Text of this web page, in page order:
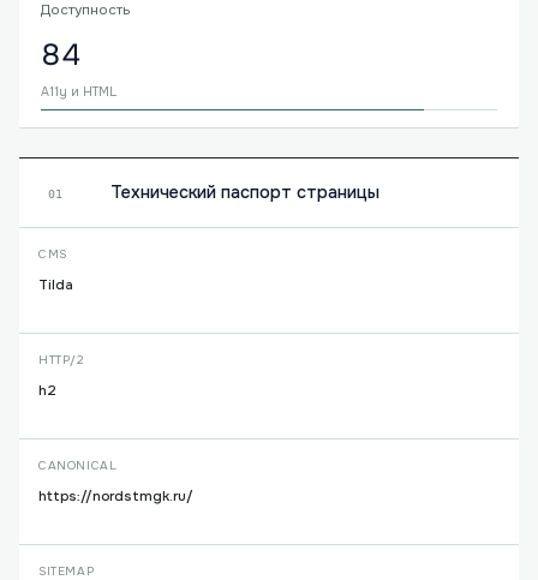
Доступность
84
A11y и HTML
01 Технический паспорт страницы
CMS
Tilda
HTTP/2
h2
CANONICAL
https://nordstmgk.ru/
SITEMAP